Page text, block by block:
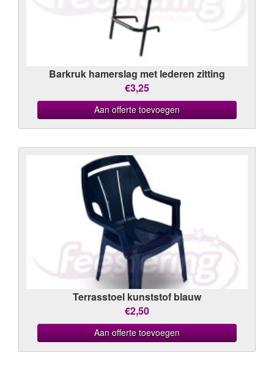
Barkruk hamerslag met lederen zitting
€3,25
Aan offerte toevoegen
Terrasstoel kunststof blauw
€2,50
Aan offerte toevoegen